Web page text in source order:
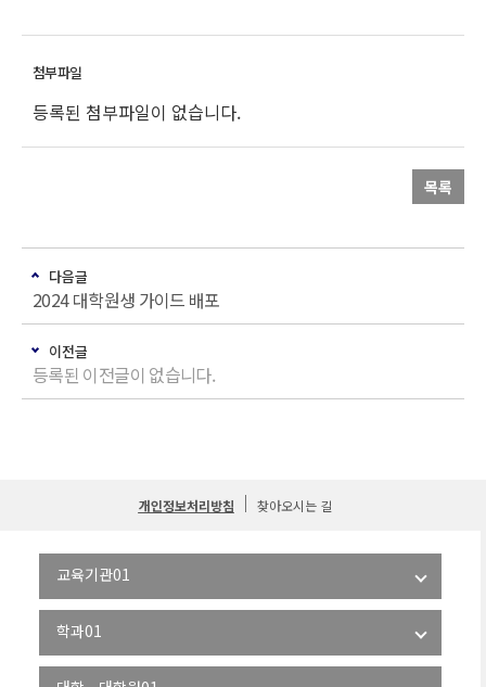
등록된 첨부파일이 없습니다.
목록
다음글
2024 대학원생 가이드 배포
이전글
등록된 이전글이 없습니다.
개인정보처리방침 찾아오시는 길